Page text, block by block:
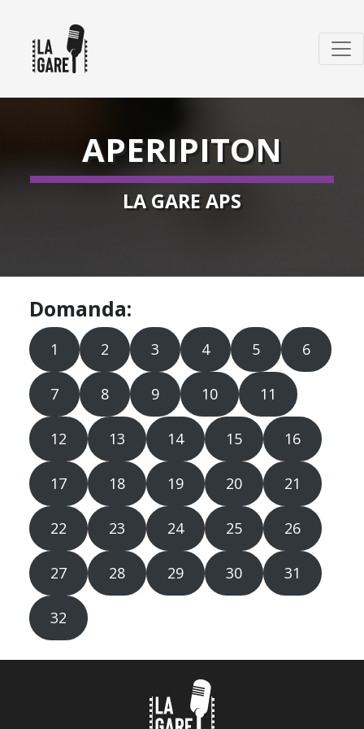
APERIPITON
LA GARE APS
Domanda:
1 2 3 4 5 6
7 8 9 10 11
12 13 14 15 16
17 18 19 20 21
22 23 24 25 26
27 28 29 30 31
32